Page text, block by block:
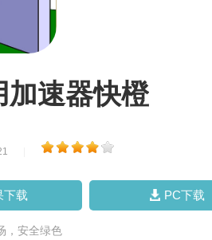
加速器快橙
下载 PC下载
，安全绿色